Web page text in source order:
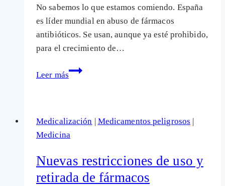
No sabemos lo que estamos comiendo. España
es líder mundial en abuso de fármacos
antibióticos. Se usan, aunque ya esté prohibido,
para el crecimiento de…
Leer más
¿Qué
que
comemos?
es
líder
Medicalización | Medicamentos peligrosos |
Medicina
Nuevas restricciones de uso y
retirada de fármacos